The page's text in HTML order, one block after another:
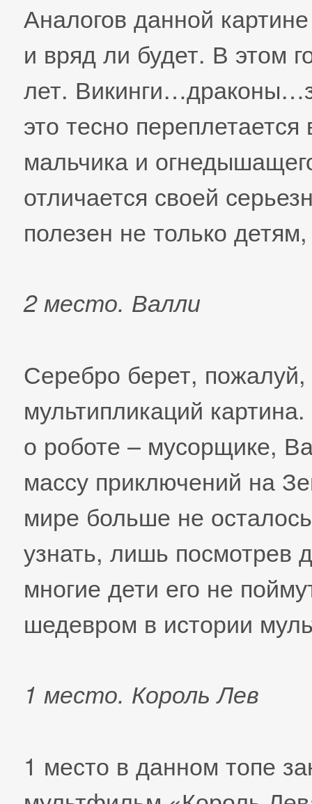
Аналогов данной
и вряд ли будет. В этом
лет.
это тесно
мальчика и
отличается своей
полезен не только
2 место. Валли
Серебро берет,
мультипликаций
о роботе – мусорщике,
массу приключений на
мире больше не
узнать, лишь
многие дети его не
шедевром в истории
1 место. Король Лев
1 место в данном топе